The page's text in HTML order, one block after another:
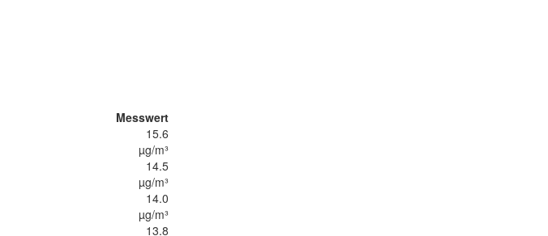
Messwert
15.6
µg/m³
14.5
µg/m³
14.0
µg/m³
13.8